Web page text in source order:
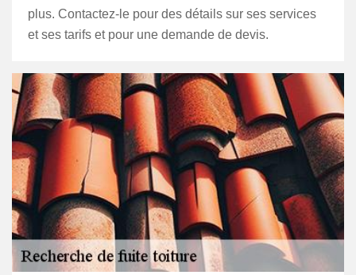
plus. Contactez-le pour des détails sur ses services
et ses tarifs et pour une demande de devis.